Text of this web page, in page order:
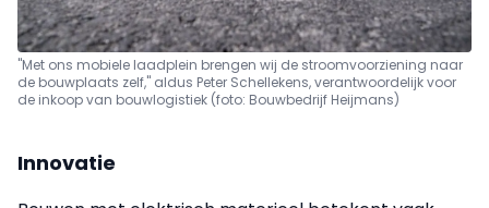
"Met ons mobiele laadplein brengen wij de stroomvoorziening naar
de bouwplaats zelf," aldus Peter Schellekens, verantwoordelijk voor
de inkoop van bouwlogistiek (foto: Bouwbedrijf Heijmans)
Innovatie